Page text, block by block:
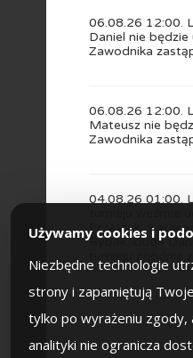
06.08.26 12:00.
Daniel nie
Zawodnika
06.08.26 12:00.
Mateusz nie
Zawodnika
04.08.26 01:00.
Przastek,
Rybak. Duda
turnieju zgodnie
Używamy cookies i
Niezbędne technologie
strony i zapamiętują
tylko po wyrażeniu zgody,
analityki nie ogranicza